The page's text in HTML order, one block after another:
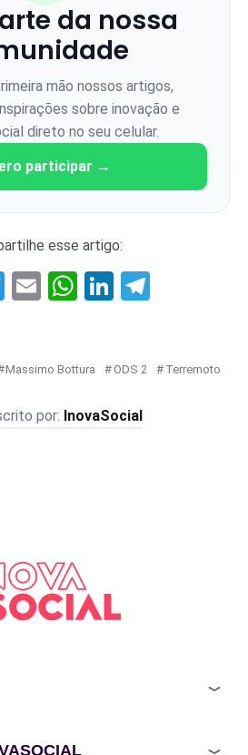
da nossa
mão nossos artigos,
sobre inovação e
direto no seu celular.
participar →
esse artigo:
Twitter
EmailWhatsApp
LinkedIn
Massimo Bottura ODS 2 Terremoto
InovaSocial